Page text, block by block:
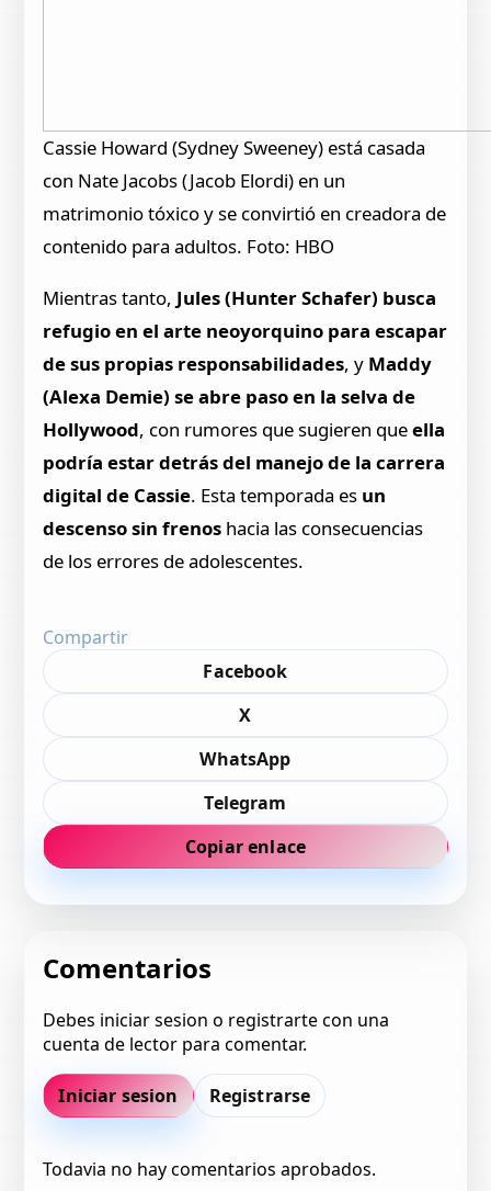
Cassie Howard (Sydney Sweeney) está casada
con Nate Jacobs (Jacob Elordi) en un
matrimonio tóxico y se convirtió en creadora de
contenido para adultos. Foto: HBO
Mientras tanto, Jules (Hunter Schafer) busca
refugio en el arte neoyorquino para escapar
de sus propias responsabilidades, y Maddy
(Alexa Demie) se abre paso en la selva de
Hollywood, con rumores que sugieren queella
podría estar detrás del manejo de la carrera
digital de Cassie. Esta temporada es un
descenso sin frenos hacia las consecuencias
de los errores de adolescentes.
Compartir
Facebook
X
WhatsApp
Telegram
Copiar enlace
Comentarios
Debes iniciar sesion o registrarte con una
cuenta de lector para comentar.
Iniciar sesion Registrarse
Todavia no hay comentarios aprobados.